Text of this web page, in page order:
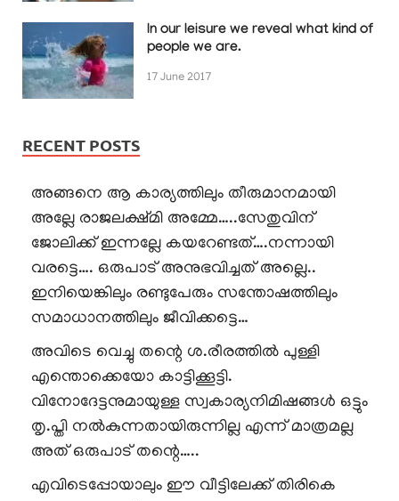
In our leisure we reveal what kind of
people we are.
17 June 2017
RECENT POSTS
അങ്ങനെ ആ കാര്യത്തിലും തീരുമാനമായി
അല്ലേ രാജലക്ഷ്മി അമ്മേ…..സേതുവിന്
ജോലിക്ക് ഇന്നല്ലേ കയറേണ്ടത്….നന്നായി
വരട്ടെ…. ഒരുപാട് അനുഭവിച്ചത് അല്ലെ..
ഇനിയെങ്കിലും രണ്ടുപേരും സന്തോഷത്തിലും
സമാധാനത്തിലും ജീവിക്കട്ടെ…
അവിടെ വെച്ചു തന്റെ ശ.രീരത്തിൽ പുള്ളി
എന്തൊക്കെയോ കാട്ടിക്കൂട്ടി.
വിനോദേട്ടനുമായുള്ള സ്വകാര്യനിമിഷങ്ങൾ ഒട്ടും
തൃ.പ്തി നൽകുന്നതായിരുന്നില്ല എന്ന് മാത്രമല്ല
അത് ഒരുപാട് തന്റെ…..
എവിടെപ്പോയാലും ഈ വീട്ടിലേക്ക് തിരികെ